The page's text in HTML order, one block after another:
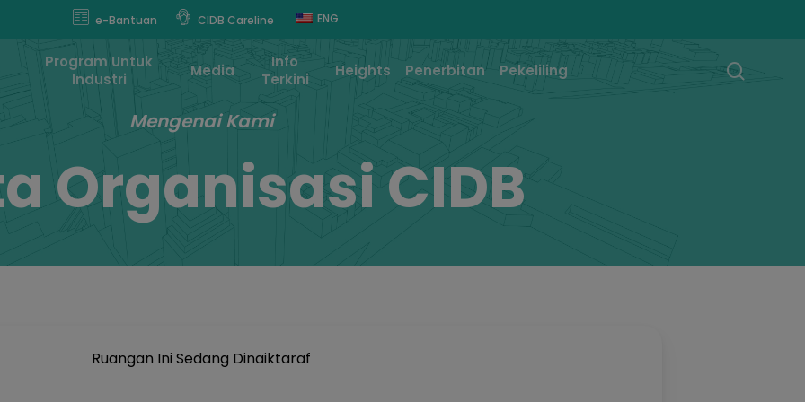
e-Bantuan CIDB Careline ENG
Program Untuk
Industri
Media
Info
Terkini
Heights Penerbitan Pekeliling
Mengenai Kami
Organisasi CIDB
Ruangan Ini Sedang Dinaiktaraf
modal-check